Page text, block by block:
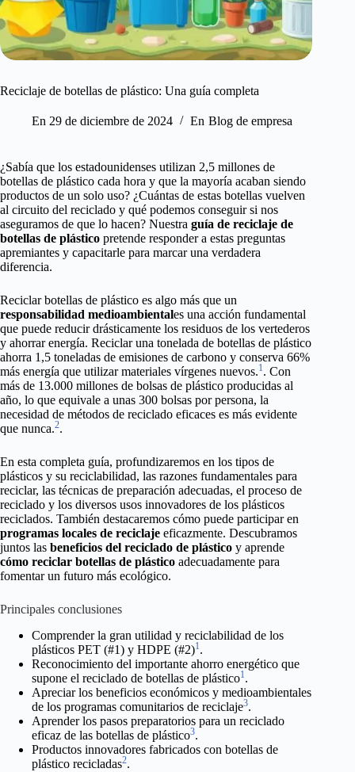
Reciclaje de botellas de plástico: Una guía completa
En 29 de diciembre de 2024 En Blog de empresa
¿Sabía que los estadounidenses utilizan 2,5 millones de
botellas de plástico cada hora y que la mayoría acaban siendo
productos de un solo uso? ¿Cuántas de estas botellas vuelven
al circuito del reciclado y qué podemos conseguir si nos
aseguramos de que lo hacen? Nuestra guía de reciclaje de
botellas de plástico pretende responder a estas preguntas
apremiantes y capacitarle para marcar una verdadera
diferencia.
Reciclar botellas de plástico es algo más que un
responsabilidad medioambientales una acción fundamental
que puede reducir drásticamente los residuos de los vertederos
y ahorrar energía. Reciclar una tonelada de botellas de plástico
ahorra 1,5 toneladas de emisiones de carbono y conserva 66%
más energía que utilizar materiales vírgenes nuevos.1. Con
más de 13.000 millones de bolsas de plástico producidas al
año, lo que equivale a unas 300 bolsas por persona, la
necesidad de métodos de reciclado eficaces es más evidente
que nunca.2.
En esta completa guía, profundizaremos en los tipos de
plásticos y su reciclabilidad, las razones fundamentales para
reciclar, las técnicas de preparación adecuadas, el proceso de
reciclado y los diversos usos innovadores de los plásticos
reciclados. También destacaremos cómo puede participar en
programas locales de reciclaje eficazmente. Descubramos
juntos las beneficios del reciclado de plástico y aprende
cómo reciclar botellas de plástico adecuadamente para
fomentar un futuro más ecológico.
Principales conclusiones
Comprender la gran utilidad y reciclabilidad de los
plásticos PET (#1) y HDPE (#2)1.
Reconocimiento del importante ahorro energético que
supone el reciclado de botellas de plástico1.
Apreciar los beneficios económicos y medioambientales
de los programas comunitarios de reciclaje3.
Aprender los pasos preparatorios para un reciclado
eficaz de las botellas de plástico3.
Productos innovadores fabricados con botellas de
plástico recicladas2.